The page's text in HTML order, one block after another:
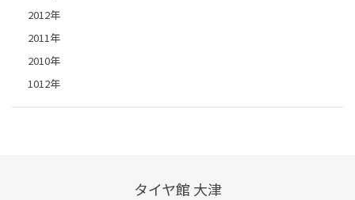
2012年
2011年
2010年
1012年
タイヤ館 大津